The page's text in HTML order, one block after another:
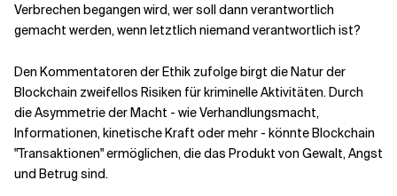
Verbrechen begangen wird, wer soll dann verantwortlich
gemacht werden, wenn letztlich niemand verantwortlich ist?
Den Kommentatoren der Ethik zufolge birgt die Natur der
Blockchain zweifellos Risiken für kriminelle Aktivitäten. Durch
die Asymmetrie der Macht - wie Verhandlungsmacht,
Informationen, kinetische Kraft oder mehr - könnte Blockchain
"Transaktionen" ermöglichen, die das Produkt von Gewalt, Angst
und Betrug sind.